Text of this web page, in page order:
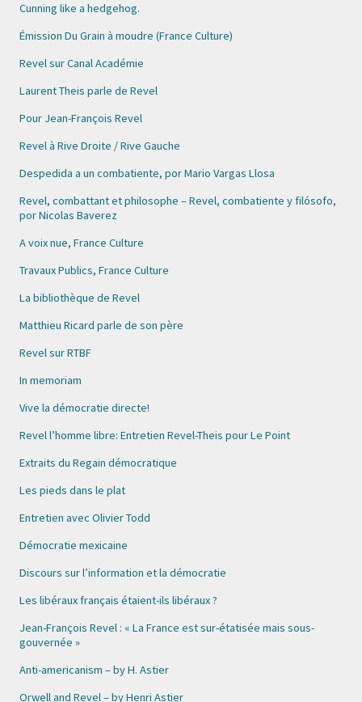
Cunning like a hedgehog.
Émission Du Grain à moudre (France Culture)
Revel sur Canal Académie
Laurent Theis parle de Revel
Pour Jean-François Revel
Revel à Rive Droite / Rive Gauche
Despedida a un combatiente, por Mario Vargas Llosa
Revel, combattant et philosophe – Revel, combatiente y filósofo,
por Nicolas Baverez
A voix nue, France Culture
Travaux Publics, France Culture
La bibliothèque de Revel
Matthieu Ricard parle de son père
Revel sur RTBF
In memoriam
Vive la démocratie directe!
Revel l’homme libre: Entretien Revel-Theis pour Le Point
Extraits du Regain démocratique
Les pieds dans le plat
Entretien avec Olivier Todd
Démocratie mexicaine
Discours sur l’information et la démocratie
Les libéraux français étaient-ils libéraux ?
Jean-François Revel : « La France est sur-étatisée mais sous-
gouvernée »
Anti-americanism – by H. Astier
Orwell and Revel – by Henri Astier